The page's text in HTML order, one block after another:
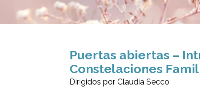
Puertas abiertas –
Constelaciones
Dirigidos por Claudia Secco